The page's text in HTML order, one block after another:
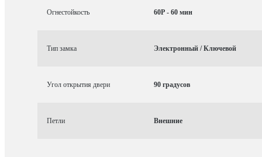
Огнестойкость 60P - 60 мин
Тип замка Электронный / Ключевой
Угол открытия двери 90 градусов
Петли Внешние